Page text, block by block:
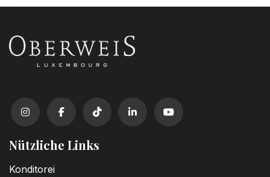
Nützliche Links
Konditorei